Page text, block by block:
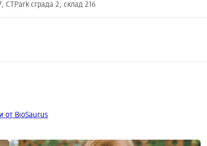
сграда 2, склад 216
от BioSaurus